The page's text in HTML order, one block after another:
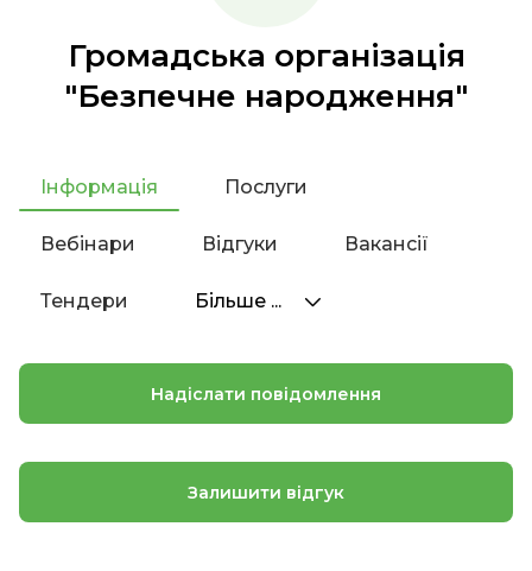
Громадська організація
"Безпечне народження"
Інформація Послуги
Вебінари Відгуки Вакансії
Тендери Більше ...
Надіслати повідомлення
Залишити відгук